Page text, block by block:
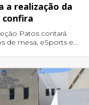
a realização da
confira
Patos contará
de mesa, eSports e